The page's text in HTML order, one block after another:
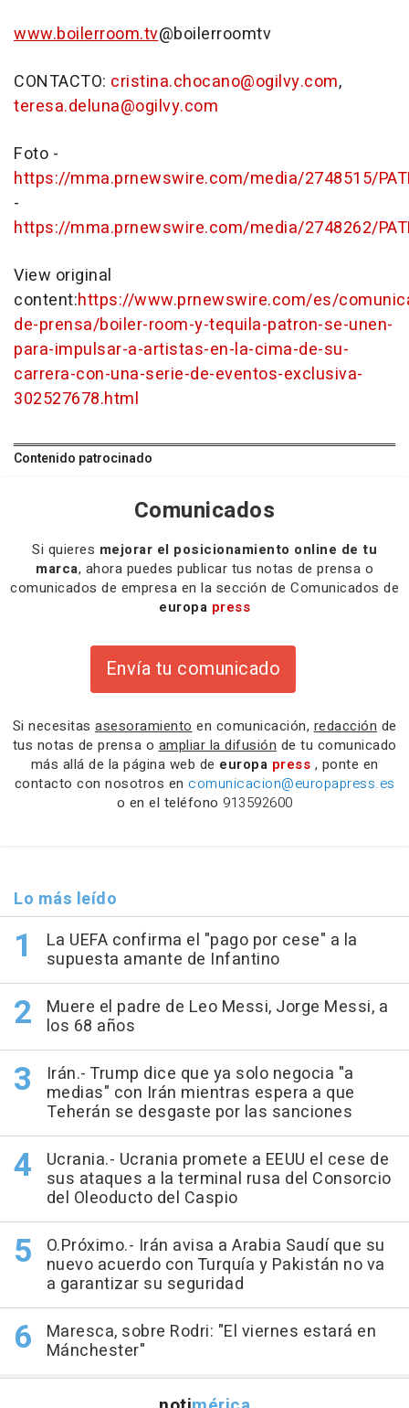
www.boilerroom.tv@boilerroomtv
CONTACTO: cristina.chocano@ogilvy.com,
teresa.deluna@ogilvy.com
Foto -
https://mma.prnewswire.com/media/2748515/
-
https://mma.prnewswire.com/media/2748262/
View original
content:https://www.prnewswire.com/es/
de-prensa/boiler-room-y-tequila-patron-se-unen-
para-impulsar-a-artistas-en-la-cima-de-su-
carrera-con-una-serie-de-eventos-exclusiva-
302527678.html
Contenido patrocinado
Comunicados
Si quieres mejorar el posicionamiento online de tu
marca, ahora puedes publicar tus notas de prensa o
comunicados de empresa en la sección de Comunicados de
europa press
Envía tu comunicado
Si necesitas asesoramiento en comunicación, redacción de
tus notas de prensa o ampliar la difusión de tu comunicado
más allá de la página web de europa press , ponte en
contacto con nosotros en comunicacion@europapress.es
o en el teléfono 913592600
Lo más leído
La UEFA confirma el "pago por cese" a la
supuesta amante de Infantino
Muere el padre de Leo Messi, Jorge Messi, a
los 68 años
Irán.- Trump dice que ya solo negocia "a
medias" con Irán mientras espera a que
Teherán se desgaste por las sanciones
Ucrania.- Ucrania promete a EEUU el cese de
sus ataques a la terminal rusa del Consorcio
del Oleoducto del Caspio
O.Próximo.- Irán avisa a Arabia Saudí que su
nuevo acuerdo con Turquía y Pakistán no va
a garantizar su seguridad
Maresca, sobre Rodri: "El viernes estará en
Mánchester"